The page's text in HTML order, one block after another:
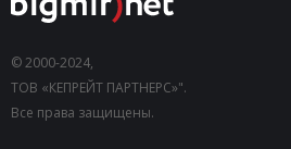
© 2000-2024,
ТОВ «КЕПРЕЙТ ПАРТНЕРС»".
Все права защищены.